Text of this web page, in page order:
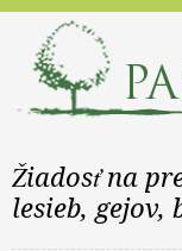
Žiadosť na
lesieb, gejov,